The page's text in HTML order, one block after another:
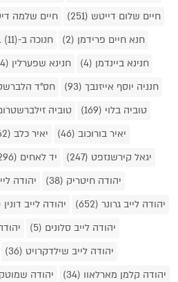
חיים שלום דייטש (251)
חיים שלמה
חנא חיים פרידמן (2)
חנוכה ב-COL (11)
חנינא ביינדמן (4)
חנינא שפערלין (194)
חנניה יוסף אייזנבך (93)
חס"ד
טוביה בלוי (169)
טוביה זילברשטרום
יאיר בורוכוב (46)
יאיר כלב (162)
יגאל קירשנזפט (247)
יד לאחים (296)
יהודה חיטריק (38)
יהודה
יהודה לייב גרונר (652)
יהודה לייב דונין
יהודה לייב סלונים (5)
יהודה לייב שילדקרויט (36)
יהודה קלמן מארלאוו (34)
יהודה